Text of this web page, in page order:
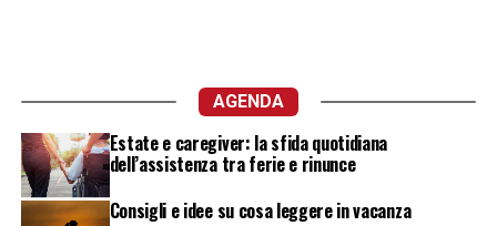
AGENDA
Estate e caregiver: la sfida quotidiana
dell’assistenza tra ferie e rinunce
Consigli e idee su cosa leggere in vacanza